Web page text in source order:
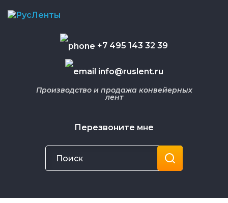
+7 495 143 32 39
info@ruslent.ru
Перезвоните мне
Производство и продажа конвейерных
лент